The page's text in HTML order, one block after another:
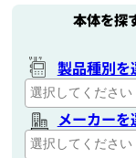
本体を探
製品種別を
メーカーを